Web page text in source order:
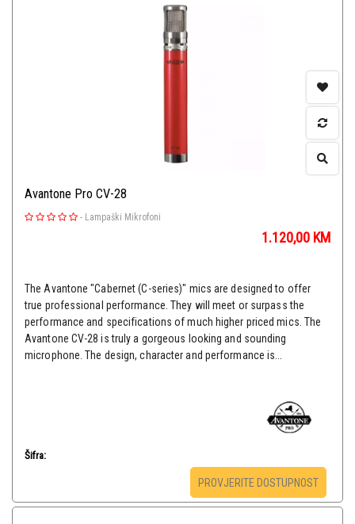
Avantone Pro CV-28
- Lampaški Mikrofoni
1.120,00 KM
The Avantone "Cabernet (C-series)" mics are designed to offer
true professional performance. They will meet or surpass the
performance and specifications of much higher priced mics. The
Avantone CV-28 is truly a gorgeous looking and sounding
microphone. The design, character and performance is...
Šifra:
PROVJERITE DOSTUPNOST